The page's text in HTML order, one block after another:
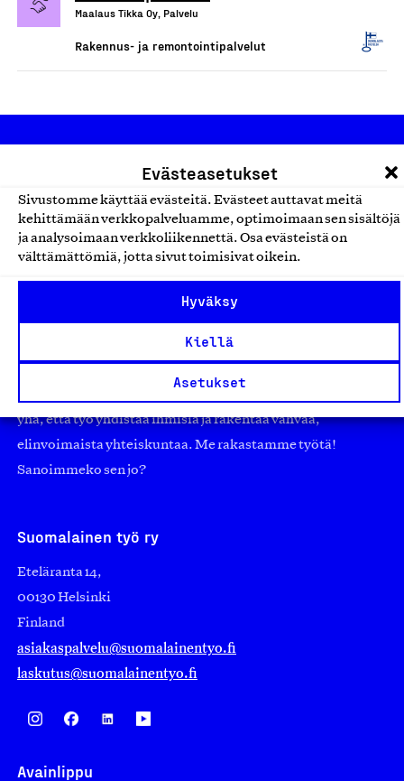
Evästeasetukset
Sivustomme käyttää evästeitä. Evästeet auttavat meitä
kehittämään verkkopalveluamme, optimoimaan sen sisältöjä
ja analysoimaan verkkoliikennettä. Osa evästeistä on
välttämättömiä, jotta sivut toimisivat oikein.
Hyväksy
Kiellä
Asetukset
Maalaus Tikka Oy, Palvelu
Rakennus- ja remontointipalvelut
Olemme jäsentemme omistama puolueeton,
Jäseninämme on koko suomalaisen yhteiskunnan kirjo
suuryrityksiin. Meidät on perustettu yli 100 vuotta sitten
yhä, että työ yhdistää ihmisiä ja rakentaa vahvaa,
elinvoimaista yhteiskuntaa. Me rakastamme työtä!
Sanoimmeko sen jo?
Suomalainen työ ry
Eteläranta 14,
00130 Helsinki
Finland
asiakaspalvelu@suomalainentyo.fi
laskutus@suomalainentyo.fi
Avainlippu